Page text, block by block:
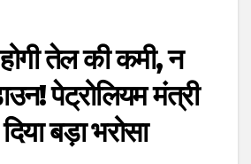
तेल की कमी, न
पेट्रोलियम मंत्री
बड़ा भरोसा